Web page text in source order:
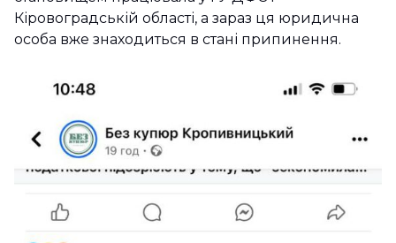
Кіровоградській області, а зараз ця юридична
особа вже знаходиться в стані припинення.